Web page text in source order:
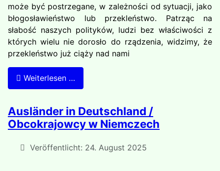
może być postrzegane, w zależności od sytuacji, jako
błogosławieństwo lub przekleństwo. Patrząc na
słabość naszych polityków, ludzi bez właściwości z
których wielu nie dorosło do rządzenia, widzimy, że
przekleństwo już ciąży nad nami
Weiterlesen …
Ausländer in Deutschland /
Obcokrajowcy w Niemczech
Veröffentlicht: 24. August 2025